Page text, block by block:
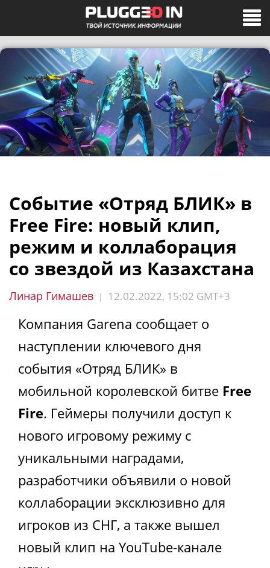
Событие «Отряд БЛИК» в
Free Fire: новый клип,
режим и коллаборация
со звездой из Казахстана
Линар Гимашев | 12.02.2022, 15:02 GMT+3
Компания Garena сообщает о
наступлении ключевого дня
события «Отряд БЛИК» в
мобильной королевской битве Free
Fire. Геймеры получили доступ к
нового игровому режиму с
уникальными наградами,
разработчики объявили о новой
коллаборации эксклюзивно для
игроков из СНГ, а также вышел
новый клип на YouTube-канале